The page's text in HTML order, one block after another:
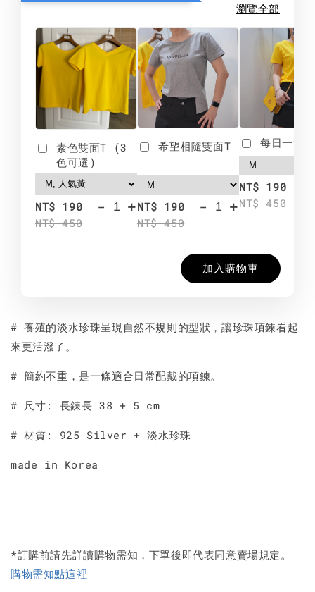
瀏覽全部
素色雙面T (3
色可選)
NT$ 190
NT$ 450
- +
希望相隨雙面T
NT$ 190
NT$ 450
- +
每日一笑
NT$ 190
NT$ 450
加入購物車
# 養殖的淡水珍珠呈現自然不規則的型狀，讓珍珠項鍊看起
來更活潑了。
# 簡約不重，是一條適合日常配戴的項鍊。
# 尺寸: 長鍊長 38 + 5 cm
# 材質: 925 Silver + 淡水珍珠
made in Korea
*訂購前請先詳讀購物需知，下單後即代表同意賣場規定。
購物需知點這裡